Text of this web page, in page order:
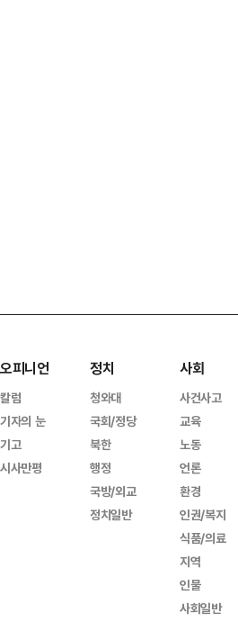
오피니언
칼럼
기자의 눈
기고
시사만평
정치
청와대
국회/정당
북한
행정
국방/외교
정치일반
사회
사건사고
교육
노동
언론
환경
인권/복지
식품/의료
지역
인물
사회일반